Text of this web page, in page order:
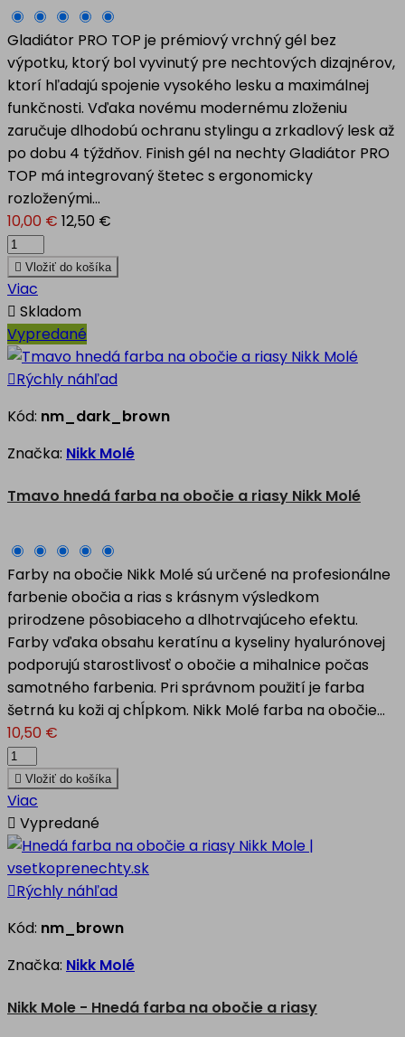
Gladiátor PRO TOP je prémiový vrchný gél bez
výpotku, ktorý bol vyvinutý pre nechtových dizajnérov,
ktorí hľadajú spojenie vysokého lesku a maximálnej
funkčnosti. Vďaka novému modernému zloženiu
zaručuje dlhodobú ochranu stylingu a zrkadlový lesk až
po dobu 4 týždňov. Finish gél na nechty Gladiátor PRO
TOP má integrovaný štetec s ergonomicky
rozloženými...
10,00 € 12,50 €
 Vložiť do košíka
Viac
 Skladom
Vypredané
Rýchly náhľad
Kód: nm_dark_brown
Značka: Nikk Molé
Tmavo hnedá farba na obočie a riasy Nikk Molé
Farby na obočie Nikk Molé sú určené na profesionálne
farbenie obočia a rias s krásnym výsledkom
prirodzene pôsobiaceho a dlhotrvajúceho efektu.
Farby vďaka obsahu keratínu a kyseliny hyalurónovej
podporujú starostlivosť o obočie a mihalnice počas
samotného farbenia. Pri správnom použití je farba
šetrná ku koži aj chĺpkom. Nikk Molé farba na obočie...
10,50 €
 Vložiť do košíka
Viac
 Vypredané
Rýchly náhľad
Kód: nm_brown
Značka: Nikk Molé
Nikk Mole - Hnedá farba na obočie a riasy